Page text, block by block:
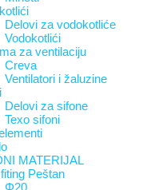
Delovi za vodokotliće
Vodokotlići
za ventilaciju
Creva
Ventilatori i žaluzine
Delovi za sifone
Texo sifoni
MATERIJAL
Peštan
Φ20